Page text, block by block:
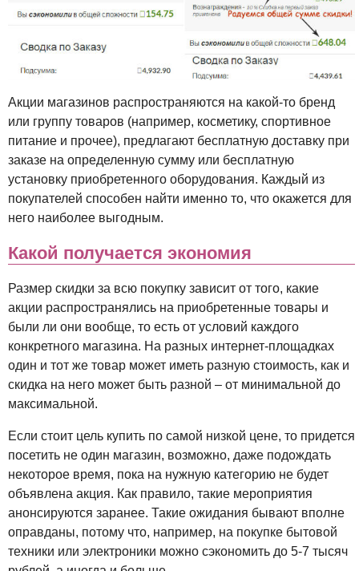
Акции магазинов распространяются на какой-то бренд
или группу товаров (например, косметику, спортивное
питание и прочее), предлагают бесплатную доставку при
заказе на определенную сумму или бесплатную
установку приобретенного оборудования. Каждый из
покупателей способен найти именно то, что окажется для
него наиболее выгодным.
Какой получается экономия
Размер скидки за всю покупку зависит от того, какие
акции распространялись на приобретенные товары и
были ли они вообще, то есть от условий каждого
конкретного магазина. На разных интернет-площадках
один и тот же товар может иметь разную стоимость, как и
скидка на него может быть разной – от минимальной до
максимальной.
Если стоит цель купить по самой низкой цене, то придется
посетить не один магазин, возможно, даже подождать
некоторое время, пока на нужную категорию не будет
объявлена акция. Как правило, такие мероприятия
анонсируются заранее. Такие ожидания бывают вполне
оправданы, потому что, например, на покупке бытовой
техники или электроники можно сэкономить до 5-7 тысяч